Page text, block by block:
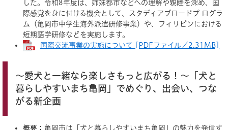
した。令和8年度は、姉妹都市などへの理解や親睦を深め、国
際感覚を身に付ける機会として、スタディアブロードプ ログラ
ム（亀岡市中学生海外派遣研修事業）や、フィリピンにおける
短期語学研修などを実施します。​​
国際交流事業の実施について [PDFファイル／2.31MB]
～愛犬と一緒なら楽しさもっと広がる！～「犬と
暮らしやすいまち亀岡」でめぐり、出会い、つな
がる新企画
概要： 亀岡市は「犬と暮らしやすいまち亀岡」の魅力を発信す